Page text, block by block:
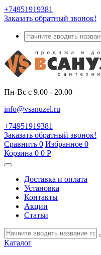
+74951919381
Заказать обратный звонок!
Пн-Вс с 9.00 - 20.00
info@vsanuzel.ru
+74951919381
Заказать обратный звонок!
Сравнить 0 Избранное 0
Корзина 0 0 Р
Доставка и оплата
Установка
Контакты
Акции
Статьи
Каталог